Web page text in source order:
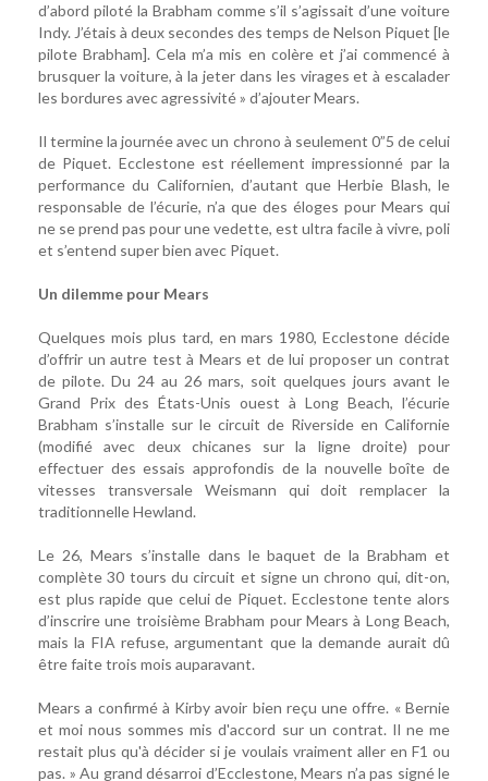
d’abord piloté la Brabham comme s’il s’agissait d’une voiture
Indy. J’étais à deux secondes des temps de Nelson Piquet [le
pilote Brabham]. Cela m’a mis en colère et j’ai commencé à
brusquer la voiture, à la jeter dans les virages et à escalader
les bordures avec agressivité » d’ajouter Mears.
Il termine la journée avec un chrono à seulement 0”5 de celui
de Piquet. Ecclestone est réellement impressionné par la
performance du Californien, d’autant que Herbie Blash, le
responsable de l’écurie, n’a que des éloges pour Mears qui
ne se prend pas pour une vedette, est ultra facile à vivre, poli
et s’entend super bien avec Piquet.
Un dilemme pour Mears
Quelques mois plus tard, en mars 1980, Ecclestone décide
d’offrir un autre test à Mears et de lui proposer un contrat
de pilote. Du 24 au 26 mars, soit quelques jours avant le
Grand Prix des États-Unis ouest à Long Beach, l’écurie
Brabham s’installe sur le circuit de Riverside en Californie
(modifié avec deux chicanes sur la ligne droite) pour
effectuer des essais approfondis de la nouvelle boîte de
vitesses transversale Weismann qui doit remplacer la
traditionnelle Hewland.
Le 26, Mears s’installe dans le baquet de la Brabham et
complète 30 tours du circuit et signe un chrono qui, dit-on,
est plus rapide que celui de Piquet. Ecclestone tente alors
d’inscrire une troisième Brabham pour Mears à Long Beach,
mais la FIA refuse, argumentant que la demande aurait dû
être faite trois mois auparavant.
Mears a confirmé à Kirby avoir bien reçu une offre. « Bernie
et moi nous sommes mis d'accord sur un contrat. Il ne me
restait plus qu'à décider si je voulais vraiment aller en F1 ou
pas. » Au grand désarroi d’Ecclestone, Mears n’a pas signé le